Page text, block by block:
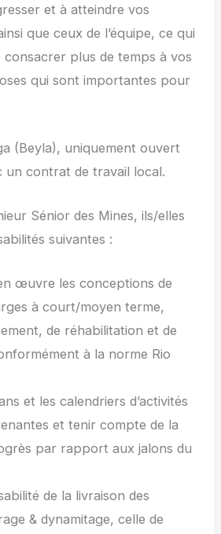
et à atteindre vos
que ceux de l’équipe, ce qui
plus de temps à vos
qui sont importantes pour
(Beyla), uniquement ouvert
un contrat de travail local.
Sénior des Mines, ils/elles
suivantes :
œuvre les conceptions de
à court/moyen terme,
de réhabilitation et de
à la norme Rio
et les calendriers d’activités
et tenir compte de la
par rapport aux jalons du
de la livraison des
& dynamitage, celle de